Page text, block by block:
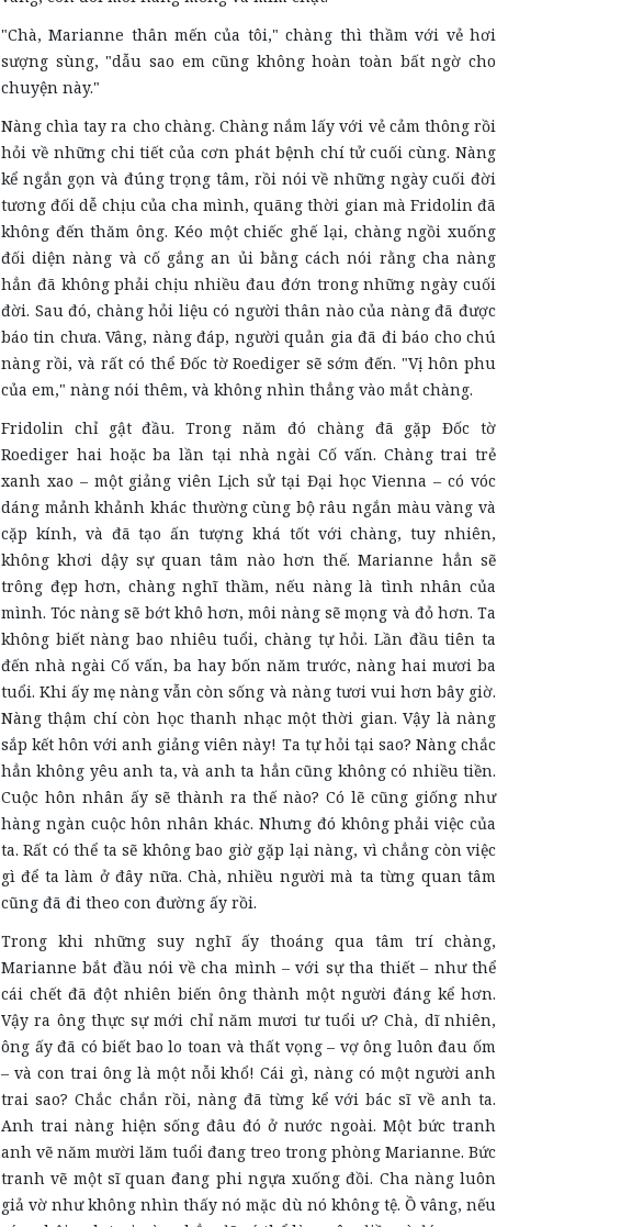
"Chà, Marianne thân mến của tôi," chàng thì thầm với vẻ hơi
sượng sùng, "dẫu sao em cũng không hoàn toàn bất ngờ cho
chuyện này."
Nàng chìa tay ra cho chàng. Chàng nắm lấy với vẻ cảm thông rồi
hỏi về những chi tiết của cơn phát bệnh chí tử cuối cùng. Nàng
kể ngắn gọn và đúng trọng tâm, rồi nói về những ngày cuối đời
tương đối dễ chịu của cha mình, quãng thời gian mà Fridolin đã
không đến thăm ông. Kéo một chiếc ghế lại, chàng ngồi xuống
đối diện nàng và cố gắng an ủi bằng cách nói rằng cha nàng
hẳn đã không phải chịu nhiều đau đớn trong những ngày cuối
đời. Sau đó, chàng hỏi liệu có người thân nào của nàng đã được
báo tin chưa. Vâng, nàng đáp, người quản gia đã đi báo cho chú
nàng rồi, và rất có thể Đốc tờ Roediger sẽ sớm đến. "Vị hôn phu
của em," nàng nói thêm, và không nhìn thẳng vào mắt chàng.
Fridolin chỉ gật đầu. Trong năm đó chàng đã gặp Đốc tờ
Roediger hai hoặc ba lần tại nhà ngài Cố vấn. Chàng trai trẻ
xanh xao – một giảng viên Lịch sử tại Đại học Vienna – có vóc
dáng mảnh khảnh khác thường cùng bộ râu ngắn màu vàng và
cặp kính, và đã tạo ấn tượng khá tốt với chàng, tuy nhiên,
không khơi dậy sự quan tâm nào hơn thế. Marianne hẳn sẽ
trông đẹp hơn, chàng nghĩ thầm, nếu nàng là tình nhân của
mình. Tóc nàng sẽ bớt khô hơn, môi nàng sẽ mọng và đỏ hơn. Ta
không biết nàng bao nhiêu tuổi, chàng tự hỏi. Lần đầu tiên ta
đến nhà ngài Cố vấn, ba hay bốn năm trước, nàng hai mươi ba
tuổi. Khi ấy mẹ nàng vẫn còn sống và nàng tươi vui hơn bây giờ.
Nàng thậm chí còn học thanh nhạc một thời gian. Vậy là nàng
sắp kết hôn với anh giảng viên này! Ta tự hỏi tại sao? Nàng chắc
hẳn không yêu anh ta, và anh ta hẳn cũng không có nhiều tiền.
Cuộc hôn nhân ấy sẽ thành ra thế nào? Có lẽ cũng giống như
hàng ngàn cuộc hôn nhân khác. Nhưng đó không phải việc của
ta. Rất có thể ta sẽ không bao giờ gặp lại nàng, vì chẳng còn việc
gì để ta làm ở đây nữa. Chà, nhiều người mà ta từng quan tâm
cũng đã đi theo con đường ấy rồi.
Trong khi những suy nghĩ ấy thoáng qua tâm trí chàng,
Marianne bắt đầu nói về cha mình – với sự tha thiết – như thể
cái chết đã đột nhiên biến ông thành một người đáng kể hơn.
Vậy ra ông thực sự mới chỉ năm mươi tư tuổi ư? Chà, dĩ ​​nhiên,
ông ấy đã có biết bao lo toan và thất vọng – vợ ông luôn đau ốm
– và con trai ông là một nỗi khổ! Cái gì, nàng có một người anh
trai sao? Chắc chắn rồi, nàng đã từng kể với bác sĩ về anh ta.
Anh trai nàng hiện sống đâu đó ở nước ngoài. Một bức tranh
anh vẽ năm mười lăm tuổi đang treo trong phòng Marianne. Bức
tranh vẽ một sĩ quan đang phi ngựa xuống đồi. Cha nàng luôn
giả vờ như không nhìn thấy nó mặc dù nó không tệ. Ồ vâng, nếu